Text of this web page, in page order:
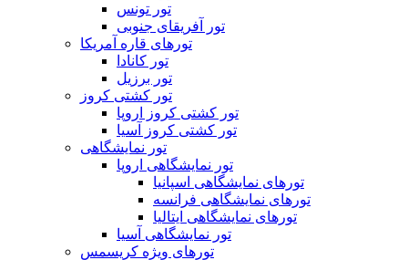
تور تونس
تور آفریقای جنوبی
تورهای قاره آمریکا
تور کانادا
تور برزیل
تور کشتی کروز
تور کشتی کروز اروپا
تور کشتی کروز آسیا
تور نمایشگاهی
تور نمایشگاهی اروپا
تورهای نمایشگاهی اسپانیا
تورهای نمایشگاهی فرانسه
تورهای نمایشگاهی ایتالیا
تور نمایشگاهی آسیا
تورهای ویژه کریسمس